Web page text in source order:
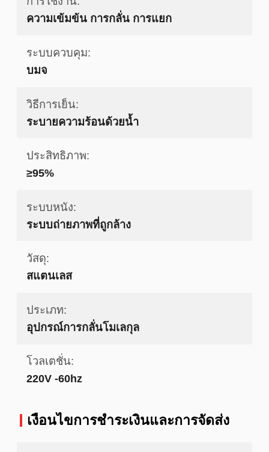
ความเข้มข้น การกลั่น การแยก
ระบบควบคุม:
บมจ
วิธีการเย็น:
ระบายความร้อนด้วยน้ำ
ประสิทธิภาพ:
≥95%
ระบบหนัง:
ระบบถ่ายภาพที่ถูกล้าง
วัสดุ:
สแตนเลส
ประเภท:
อุปกรณ์การกลั่นโมเลกุล
โวลเตชั่น:
220V -60hz
เงื่อนไขการชําระเงินและการจัดส่ง